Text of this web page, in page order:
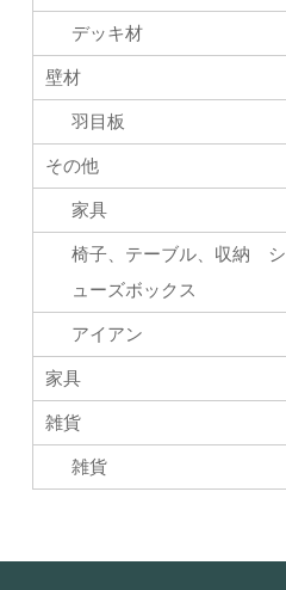
デッキ材
壁材
羽目板
その他
家具
椅子、テーブル、収納 シ
ューズボックス
アイアン
家具
雑貨
雑貨